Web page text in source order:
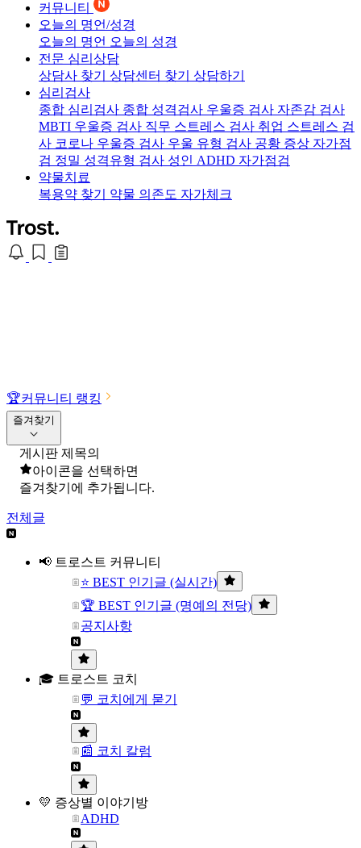
커뮤니티
오늘의 명언/성경
오늘의 명언 오늘의 성경
전문 심리상담
상담사 찾기 상담센터 찾기 상담하기
심리검사
종합 심리검사 종합 성격검사 우울증 검사 자존감 검사
MBTI 우울증 검사 직무 스트레스 검사 취업 스트레스 검
사 코로나 우울증 검사 우울 유형 검사 공황 증상 자가점
검 정밀 성격유형 검사 성인 ADHD 자가점검
약물치료
복용약 찾기 약물 의존도 자가체크
🏆커뮤니티 랭킹
즐겨찾기
게시판 제목의
아이콘을 선택하면
즐겨찾기에 추가됩니다.
전체글
📢 트로스트 커뮤니티
⭐ BEST 인기글 (실시간)
🏆 BEST 인기글 (명예의 전당)
공지사항
🎓 트로스트 코치
💬 코치에게 묻기
📰 코치 칼럼
💛 증상별 이야기방
ADHD